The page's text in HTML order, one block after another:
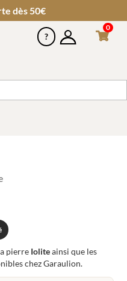
dès 50€
0
pierre Ioliteainsi que les
chez Garaulion.